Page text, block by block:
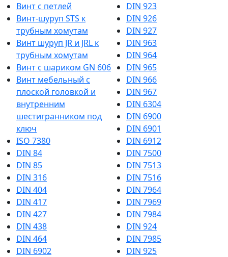
Винт с петлей
Винт-шуруп STS к
трубным хомутам
Винт шуруп JR и JRL к
трубным хомутам
Винт с шариком GN 606
Винт мебельный с
плоской головкой и
внутренним
шестигранником под
ключ
ISO 7380
DIN 84
DIN 85
DIN 316
DIN 404
DIN 417
DIN 427
DIN 438
DIN 464
DIN 6902
DIN 923
DIN 926
DIN 927
DIN 963
DIN 964
DIN 965
DIN 966
DIN 967
DIN 6304
DIN 6900
DIN 6901
DIN 6912
DIN 7500
DIN 7513
DIN 7516
DIN 7964
DIN 7969
DIN 7984
DIN 924
DIN 7985
DIN 925